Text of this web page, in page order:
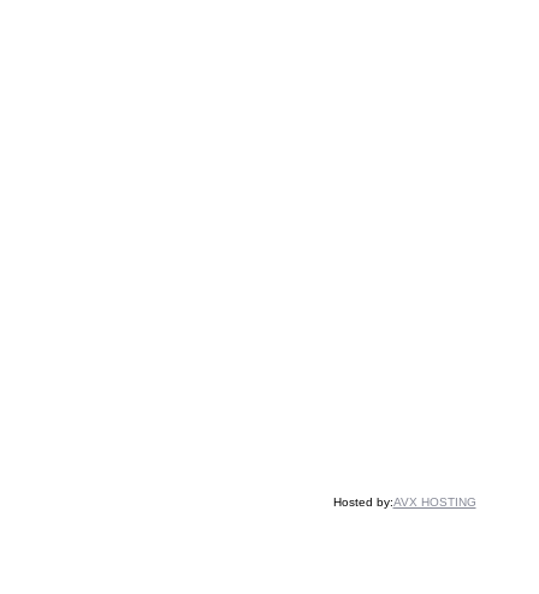
Hosted by:AVX HOSTING